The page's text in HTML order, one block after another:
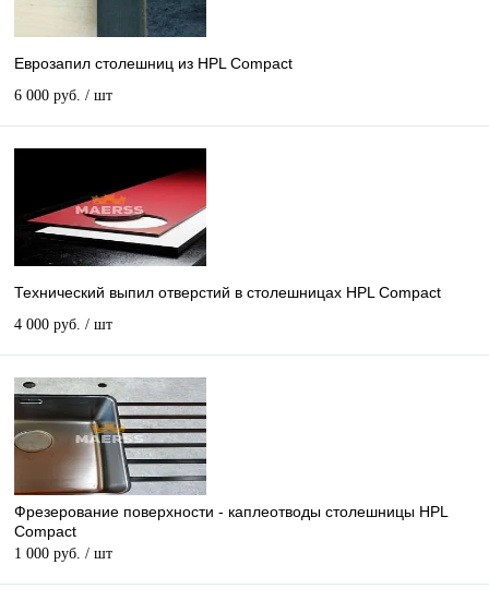
Еврозапил столешниц из HPL Compact
6 000 руб. / шт
Технический выпил отверстий в столешницах HPL Compact
4 000 руб. / шт
Фрезерование поверхности - каплеотводы столешницы HPL
Compact
1 000 руб. / шт